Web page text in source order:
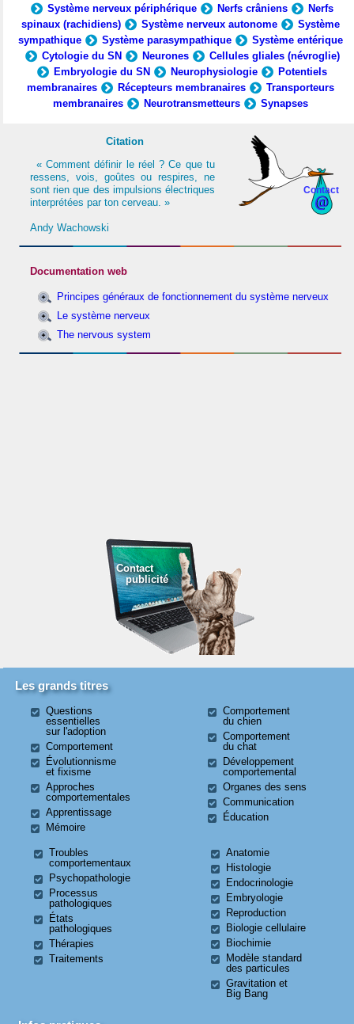
Système nerveux périphérique
Nerfs crâniens
Nerfs
spinaux (rachidiens)
Système nerveux autonome
Système
sympathique
Système parasympathique
Système entérique
Cytologie du SN
Neurones
Cellules gliales (névroglie)
Embryologie du SN
Neurophysiologie
Potentiels
membranaires
Récepteurs membranaires
Transporteurs
membranaires
Neurotransmetteurs Synapses
Contact
Citation
« Comment définir le réel ? Ce que tu
ressens, vois, goûtes ou respires, ne
sont rien que des impulsions électriques
interprétées par ton cerveau. »
Andy Wachowski
Documentation web
Principes généraux de fonctionnement du système nerveux
Le système nerveux
The nervous system
Contact
publicité
Les grands titres
Questions
essentielles
sur l'adoption
Comportement
Évolutionnisme
et fixisme
Approches
comportementales
Apprentissage
Mémoire
Comportement
du chien
Comportement
du chat
Développement
comportemental
Organes des sens
Communication
Éducation
Troubles
comportementaux
Psychopathologie
Processus
pathologiques
États
pathologiques
Thérapies
Traitements
Anatomie
Histologie
Endocrinologie
Embryologie
Reproduction
Biologie cellulaire
Biochimie
Modèle standard
des particules
Gravitation et
Big Bang